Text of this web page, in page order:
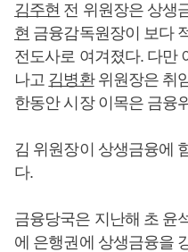
김주현 전 위원장은 상생
현 금융감독원장이 보다
전도사로 여겨졌다. 다만
나고 김병환위원장은 취
한동안 시장 이목은 금융
김 위원장이 상생금융에
다.
금융당국은 지난해 초 윤
에 은행권에 상생금융을